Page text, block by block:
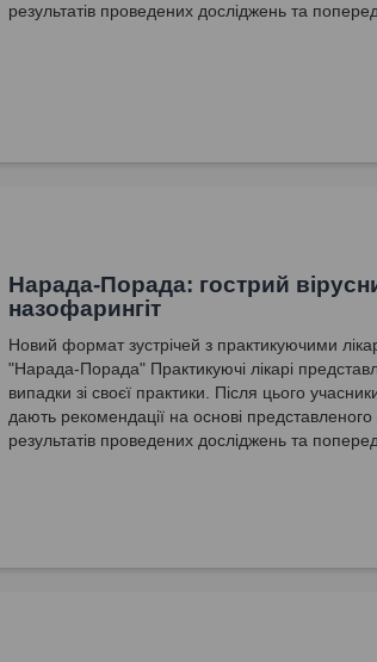
результатів проведених досліджень та
Нарада-Порада: гострий
назофарингіт
Новий формат зустрічей з практикуючими
"Нарада-Порада" Практикуючі лікарі
випадки зі своєї практики. Після цього
дають рекомендації на основі
результатів проведених досліджень та